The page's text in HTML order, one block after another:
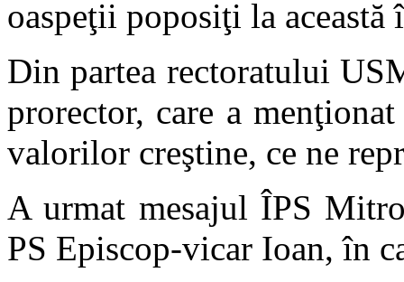
oaspeţii poposiţi la
Din partea rectoratului
prorector, care a
valorilor creştine, ce ne
A urmat mesajul ÎPS
PS Episcop-vicar Ioan, în